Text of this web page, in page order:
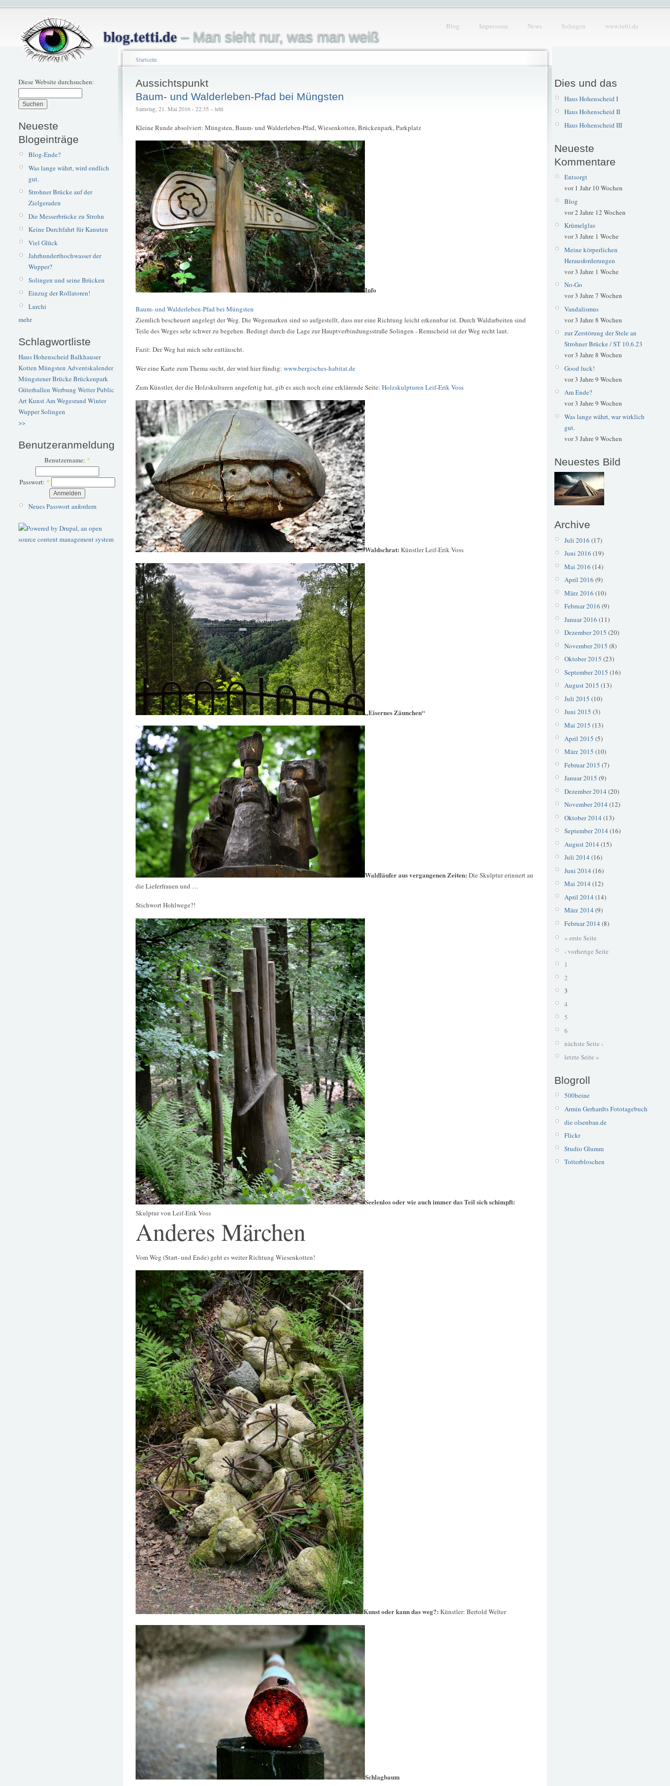
blog.tetti.de– Man sieht nur, was man weiß
Blog Impressum News Solingen www.tetti.de
Diese Website durchsuchen:
Neueste
Blogeinträge
Blog-Ende?
Was lange währt, wird endlich
gut.
Strohner Brücke auf der
Zielgeraden
Die Messerbrücke zu Strohn
Keine Durchfahrt für Kanuten
Viel Glück
Jahrhunderthochwasser der
Wupper?
Solingen und seine Brücken
Einzug der Rollatoren!
Lurchi
mehr
Schlagwortliste
Haus Hohenscheid Balkhauser
Kotten Müngsten Adventskalender
Müngstener BrückeBrückenpark
Güterhallen Werbung WetterPublic
ArtKunstAm Wegesrand Winter
WupperSolingen
>>
Benutzeranmeldung
Benutzername: *
Passwort: *
Neues Passwort anfordern
Startseite
Aussichtspunkt
Baum- und Walderleben-Pfad bei Müngsten
Samstag, 21. Mai 2016 - 22:35 – tetti
Kleine Runde absolviert: Müngsten, Baum- und Walderleben-Pfad, Wiesenkotten, Brückenpark, Parkplatz
Info
Baum- und Walderleben-Pfad bei Müngsten
Ziemlich bescheuert angelegt der Weg. Die Wegemarken sind so aufgestellt, dass nur eine Richtung leicht erkennbar ist. Durch Waldarbeiten sind
Teile des Weges sehr schwer zu begehen. Bedingt durch die Lage zur Hauptverbindungsstraße Solingen - Remscheid ist der Weg recht laut.
Fazit: Der Weg hat mich sehr enttäuscht.
Wer eine Karte zum Thema sucht, der wird hier fündig: www.bergisches-habitat.de
Zum Künstler, der die Holzskulturen angefertig hat, gib es auch noch eine erklärende Seite: Holzskulpturen Leif-Erik Voss
Waldschrat: Künstler Leif-Erik Voss
„Eisernes Zäunchen“
Waldläufer aus vergangenen Zeiten: Die Skulptur erinnert an
die Lieferfrauen und …
Stichwort Hohlwege?!
Seelenlos oder wie auch immer das Teil sich schimpft:
Skulptur von Leif-Erik Voss
Anderes Märchen
Vom Weg (Start- und Ende) geht es weiter Richtung Wiesenkotten!
Kunst oder kann das weg?: Künstler: Bertold Welter
Schlagbaum
Dies und das
Haus Hohenscheid I
Haus Hohenscheid II
Haus Hohenscheid III
Neueste
Kommentare
Entsorgt
vor 1 Jahr 10 Wochen
Blog
vor 2 Jahre 12 Wochen
Krümelglas
vor 3 Jahre 1 Woche
Meine körperlichen
Herausforderungen
vor 3 Jahre 1 Woche
No-Go
vor 3 Jahre 7 Wochen
Vandalismus
vor 3 Jahre 8 Wochen
zur Zerstörung der Stele an
Strohner Brücke / ST 10.6.23
vor 3 Jahre 8 Wochen
Good luck!
vor 3 Jahre 9 Wochen
Am Ende?
vor 3 Jahre 9 Wochen
Was lange währt, war wirklich
gut.
vor 3 Jahre 9 Wochen
Neuestes Bild
Archive
Juli 2016 (17)
Juni 2016 (19)
Mai 2016 (14)
April 2016 (9)
März 2016 (10)
Februar 2016 (9)
Januar 2016 (11)
Dezember 2015 (20)
November 2015 (8)
Oktober 2015 (23)
September 2015 (16)
August 2015 (13)
Juli 2015 (10)
Juni 2015 (3)
Mai 2015 (13)
April 2015 (5)
März 2015 (10)
Februar 2015 (7)
Januar 2015 (9)
Dezember 2014 (20)
November 2014 (12)
Oktober 2014 (13)
September 2014 (16)
August 2014 (15)
Juli 2014 (16)
Juni 2014 (16)
Mai 2014 (12)
April 2014 (14)
März 2014 (9)
Februar 2014 (8)
« erste Seite
‹ vorherige Seite
1
2
3
4
5
6
nächste Seite ›
letzte Seite »
Blogroll
500beine
Armin Gerhardts Fototagebuch
die olsenban.de
Flickr
Studio Glumm
Totterbloschen